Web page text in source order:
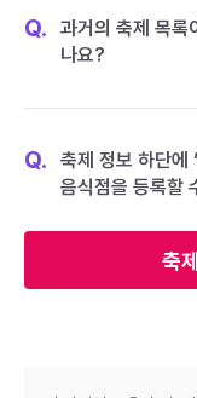
축
Q.
과거의 축제 목록
나요?
Q.
축제 정보 하단에
음식점을 등록할